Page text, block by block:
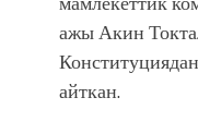
ажы Акин
айткан.